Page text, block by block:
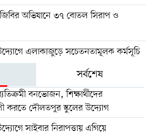
অভিযানে ৩৭ বোতল সিরাপ ও
এলাকাজুড়ে সচেতনতামূলক কর্মসূচি
সর্বশেষ
বনভোজন, শিক্ষার্থীদের
করতে দৌলতপুর স্কুলের উদ্যোগ
সাইবার নিরাপত্তায় এগিয়ে